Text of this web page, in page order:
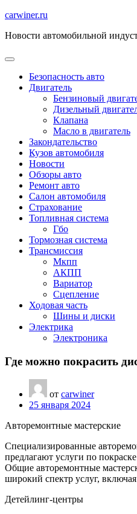
Перейти
содержимому
carwiner.ru
Новости автомобильной
Безопасность авто
Двигатель
Бензиновый
Дизельный
Клапана
Масло в двигатель
Закондательство
Кузов автомобиля
Новости
Обзоры авто
Ремонт авто
Салон автомобиля
Страхование
Топливная система
Гбо
Тормозная система
Трансмиссия
Мкпп
АКПП
Вариатор
Сцепление
Ходовая часть
Шины и диски
Электрика
Электроника
Где можно покрасить
от carwiner
25 января 2024
Авторемонтные мастерские
Специализированные
предлагают услуги по
Общие авторемонтные
широкий спектр услуг,
Детейлинг-центры